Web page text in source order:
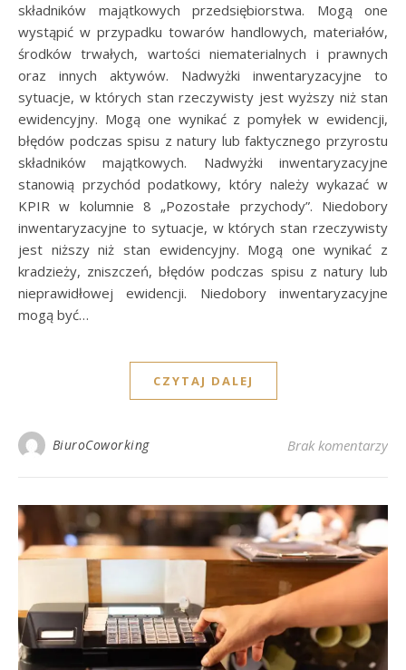
składników majątkowych przedsiębiorstwa. Mogą one
wystąpić w przypadku towarów handlowych, materiałów,
środków trwałych, wartości niematerialnych i prawnych
oraz innych aktywów. Nadwyżki inwentaryzacyjne to
sytuacje, w których stan rzeczywisty jest wyższy niż stan
ewidencyjny. Mogą one wynikać z pomyłek w ewidencji,
błędów podczas spisu z natury lub faktycznego przyrostu
składników majątkowych. Nadwyżki inwentaryzacyjne
stanowią przychód podatkowy, który należy wykazać w
KPIR w kolumnie 8 „Pozostałe przychody”. Niedobory
inwentaryzacyjne to sytuacje, w których stan rzeczywisty
jest niższy niż stan ewidencyjny. Mogą one wynikać z
kradzieży, zniszczeń, błędów podczas spisu z natury lub
nieprawidłowej ewidencji. Niedobory inwentaryzacyjne
mogą być…
CZYTAJ DALEJ
BiuroCoworking Brak komentarzy